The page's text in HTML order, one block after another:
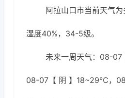
阿拉山口市当前天气
湿度40%，34-5级。
未来一周天气：08-07
08-07【 阴 】18~29℃，